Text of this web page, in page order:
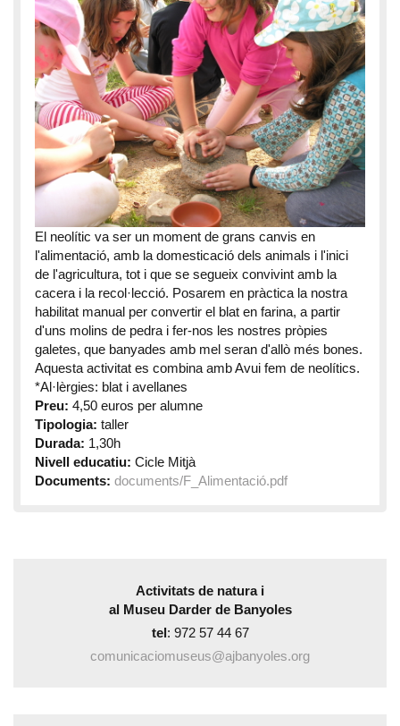
El neolític va ser un moment de grans canvis en
l'alimentació, amb la domesticació dels animals i l'inici
de l'agricultura, tot i que se segueix convivint amb la
cacera i la recol·lecció. Posarem en pràctica la nostra
habilitat manual per convertir el blat en farina, a partir
d'uns molins de pedra i fer-nos les nostres pròpies
galetes, que banyades amb mel seran d'allò més bones.
Aquesta activitat es combina amb Avui fem de neolítics.
*Al·lèrgies: blat i avellanes
Preu: 4,50 euros per alumne
Tipologia: taller
Durada: 1,30h
Nivell educatiu: Cicle Mitjà
Documents: documents/F_Alimentació.pdf
Activitats de natura i
al Museu Darder de Banyoles
tel: 972 57 44 67
comunicaciomuseus@ajbanyoles.org